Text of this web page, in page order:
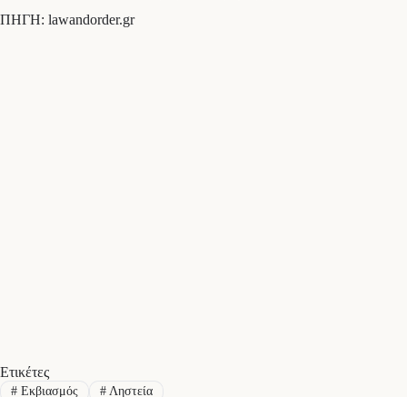
ΠΗΓΗ: lawandorder.gr
Ετικέτες
#Εκβιασμός #Ληστεία